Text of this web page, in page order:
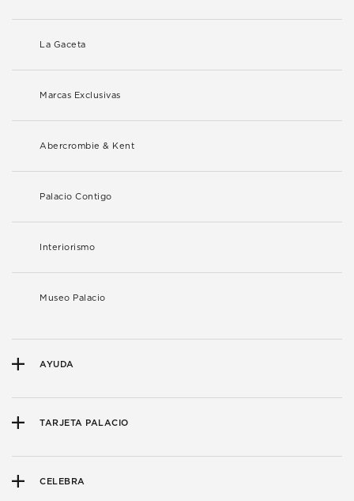
La Gaceta
Marcas Exclusivas
Abercrombie & Kent
Palacio Contigo
Interiorismo
Museo Palacio
AYUDA
TARJETA PALACIO
CELEBRA